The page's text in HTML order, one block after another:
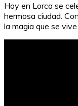
Hoy en Lorca se
hermosa ciudad.
la magia que se